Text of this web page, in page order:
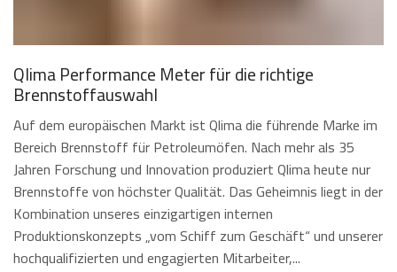
Qlima Performance Meter für die richtige
Brennstoffauswahl
Auf dem europäischen Markt ist Qlima die führende Marke im
Bereich Brennstoff für Petroleumöfen. Nach mehr als 35
Jahren Forschung und Innovation produziert Qlima heute nur
Brennstoffe von höchster Qualität. Das Geheimnis liegt in der
Kombination unseres einzigartigen internen
Produktionskonzepts „vom Schiff zum Geschäft“ und unserer
hochqualifizierten und engagierten Mitarbeiter,...